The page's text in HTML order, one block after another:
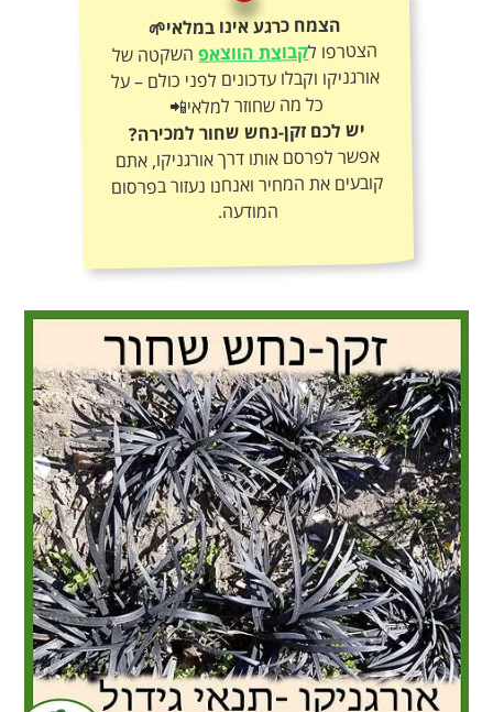
הצמח כרגע אינו במלאי🌱
הצטרפו לקבוצת הווצאפהשקטה של
אורגניקו וקבלו עדכונים לפני כולם – על
כל מה שחוזר למלאי📲
יש לכם זקן-נחש שחור למכירה?
אפשר לפרסם אותו דרך אורגניקו, אתם
קובעים את המחיר ואנחנו נעזור בפרסום
המודעה.